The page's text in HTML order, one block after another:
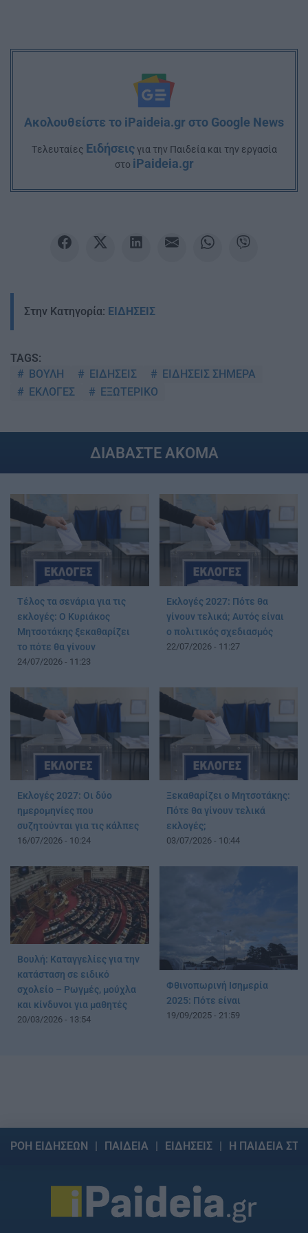
Ακολουθείστε το iPaideia.gr στο Google News
Tελευταίες Ειδήσειςγια την Παιδεία και την εργασία
στο iPaideia.gr
Στην Κατηγορία: ΕΙΔΗΣΕΙΣ
TAGS:
ΒΟΥΛΗ
ΕΙΔΗΣΕΙΣ
ΕΙΔΗΣΕΙΣ ΣΗΜΕΡΑ
ΕΚΛΟΓΕΣ
ΕΞΩΤΕΡΙΚΟ
ΔΙΑΒΑΣΤΕ ΑΚΟΜΑ
Τέλος τα σενάρια για τις
εκλογές: Ο Κυριάκος
Μητσοτάκης ξεκαθαρίζει
το πότε θα γίνουν
24/07/2026 - 11:23
Εκλογές 2027: Πότε θα
γίνουν τελικά; Αυτός είναι
ο πολιτικός σχεδιασμός
22/07/2026 - 11:27
Εκλογές 2027: Οι δύο
ημερομηνίες που
συζητούνται για τις κάλπες
16/07/2026 - 10:24
Ξεκαθαρίζει ο Μητσοτάκης:
Πότε θα γίνουν τελικά
εκλογές;
03/07/2026 - 10:44
Βουλή: Καταγγελίες για την
κατάσταση σε ειδικό
σχολείο – Ρωγμές, μούχλα
και κίνδυνοι για μαθητές
20/03/2026 - 13:54
Φθινοπωρινή Ισημερία
2025: Πότε είναι
19/09/2025 - 21:59
ΡΟΗ ΕΙΔΗΣΕΩΝ ΠΑΙΔΕΙΑ ΕΙΔΗΣΕΙΣ Η ΠΑΙΔΕΙΑ